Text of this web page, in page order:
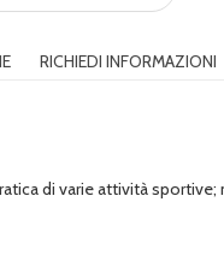
RICHIEDI INFORMAZIONI
di varie attività